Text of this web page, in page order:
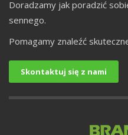
Doradzamy jak poradzić
sennego.
Pomagamy znaleźć
Skontaktuj się z nami